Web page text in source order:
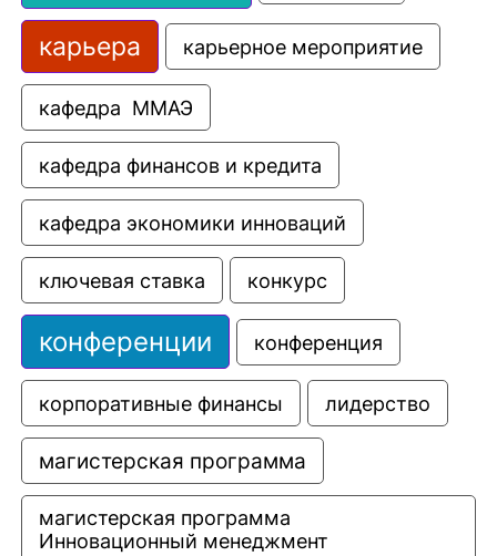
карьера карьерное мероприятие
кафедра  ММАЭ
кафедра финансов и кредита
кафедра экономики инноваций
ключевая ставка конкурс
конференции конференция
корпоративные финансы лидерство
магистерская программа
магистерская программа
Инновационный менеджмент